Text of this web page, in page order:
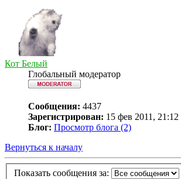
Кот Белый
Глобальный модератор
Сообщения: 4437
Зарегистрирован: 15 фев 2011, 21:12
Блог: Просмотр блога (2)
Вернуться к началу
Показать сообщения за: